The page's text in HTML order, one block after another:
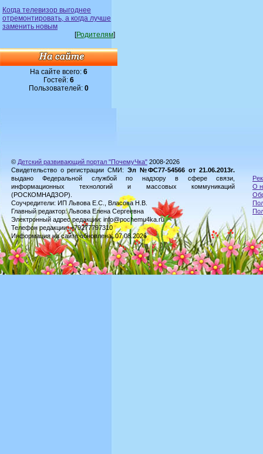
Когда телевизор выгоднее
отремонтировать, а когда лучше
заменить новым
[Родителям]
На сайте всего: 6
Гостей: 6
Пользователей: 0
© Детский развивающий портал "ПочемуЧка" 2008-2026
Свидетельство о регистрации СМИ: Эл №ФС77-54566 от 21.06.2013г.
выдано Федеральной службой по надзору в сфере связи,
информационных технологий и массовых коммуникаций
(РОСКОМНАДЗОР).
Соучредители: ИП Львова Е.С., Власова Н.В.
Главный редактор: Львова Елена Сергеевна
Электронный адрес редакции: info@pochemu4ka.ru
Телефон редакции: +79277797310
Информация на сайте обновлена: 07.08.2026
О